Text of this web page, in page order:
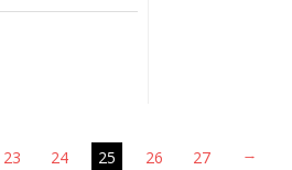
23 24 25 26 27 →